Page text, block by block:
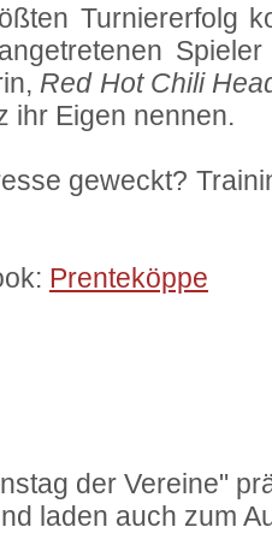
Turniererfolg
Red Hot Chili
ihr Eigen nennen.
geweckt?
Prenteköppe
der Vereine"
laden auch zum